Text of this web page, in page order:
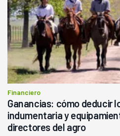
Financiero
Ganancias: cómo deducir
indumentaria y
directores del agro